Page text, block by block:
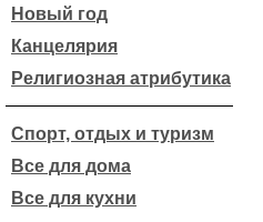
Новый год
Канцелярия
Религиозная атрибутика
Спорт, отдых и туризм
Все для дома
Все для кухни